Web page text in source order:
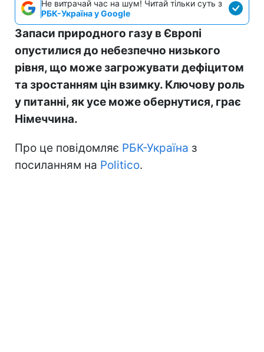
Не витрачай час на шум! Читай тільки суть з
РБК-Україна у Google
Запаси природного газу в Європі
опустилися до небезпечно низького
рівня, що може загрожувати дефіцитом
та зростанням цін взимку. Ключову роль
у питанні, як усе може обернутися, грає
Німеччина.
Про це повідомляє РБК-Україна з
посиланням на Politico.